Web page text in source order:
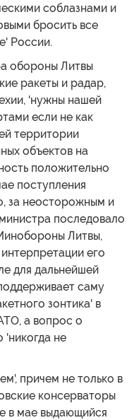
соблазнами и
бросить все
России.
обороны Литвы
ракеты и радар,
'нужны нашей
если не как
территории
объектов на
положительно
поступления
за неосторожным и
последовало
Литвы,
его
для дальнейшей
саму
зонтика' в
а вопрос о
не
причем не только в
консерваторы
в мае выдающийся